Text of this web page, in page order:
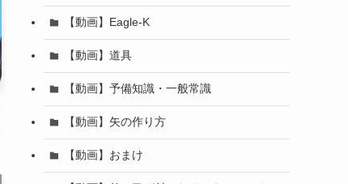
【動画】Eagle-K
【動画】道具
【動画】予備知識・一般常識
【動画】矢の作り方
【動画】おまけ